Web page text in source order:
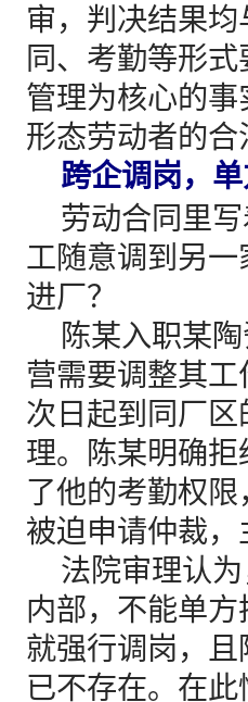
审，判决结果
同、考勤等形
管理为核心的
形态劳动者的合
跨企调岗，
劳动合同里写
工随意调到另
进厂？
陈某入职某陶
营需要调整其
次日起到同厂
理。陈某明确
了他的考勤权
被迫申请仲裁
法院审理认为
内部，不能单
就强行调岗，
已不存在。在